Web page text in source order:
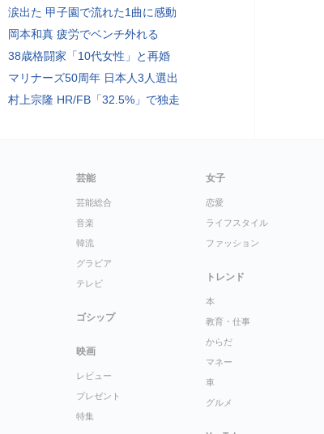
涙出た 甲子園で流れた1曲に感動
岡本和真 疲労でベンチ外れる
38歳格闘家「10代女性」と再婚
マリナーズ50周年 日本人3人選出
村上宗隆 HR/FB「32.5%」で独走
芸能
芸能総合
音楽
韓流
グラビア
テレビ
ゴシップ
映画
レビュー
プレゼント
特集
女子
恋愛
ライフスタイル
ファッション
トレンド
本
教育・仕事
からだ
マネー
車
グルメ